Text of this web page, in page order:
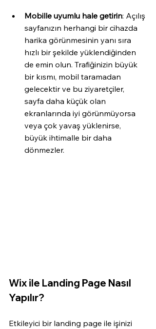
Mobille uyumlu hale getirin: Açılış
sayfanızın herhangi bir cihazda
harika görünmesinin yanı sıra
hızlı bir şekilde yüklendiğinden
de emin olun. Trafiğinizin büyük
bir kısmı, mobil taramadan
gelecektir ve bu ziyaretçiler,
sayfa daha küçük olan
ekranlarında iyi görünmüyorsa
veya çok yavaş yüklenirse,
büyük ihtimalle bir daha
dönmezler.
Wix ile Landing Page Nasıl
Yapılır?
Etkileyici bir landing page ile işinizi